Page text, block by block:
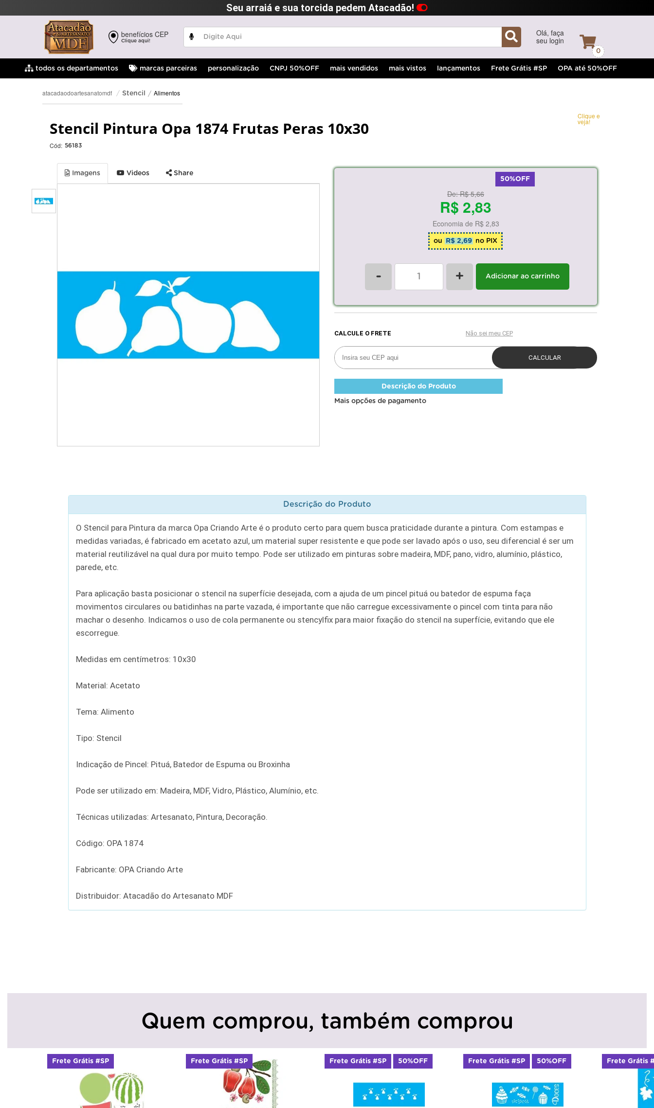
Seu arraiá e sua torcida pedem Atacadão!
benefícios CEP
Clique aqui!
Olá, faça
seu login
0
todos os departamentos marcas parceiras personalização CNPJ 50%OFF mais vendidos mais vistos lançamentos Frete Grátis #SP OPA até 50%OFF
atacadaodoartesanatomdf Stencil Alimentos
Stencil Pintura Opa 1874 Frutas Peras 10x30
Cód: 56183
Clique e
veja!
Imagens Videos
Share
50%OFF
De:R$ 5,66
R$ 2,83
Economia de R$ 2,83
ou R$ 2,69 no PIX
- + Adicionar ao carrinho
Descrição do Produto
Mais opções de pagamento
Descrição do Produto
O Stencil para Pintura da marca Opa Criando Arte é o produto certo para quem busca praticidade durante a pintura. Com estampas e
medidas variadas, é fabricado em acetato azul, um material super resistente e que pode ser lavado após o uso, seu diferencial é ser um
material reutilizável na qual dura por muito tempo. Pode ser utilizado em pinturas sobre madeira, MDF, pano, vidro, alumínio, plástico,
parede, etc.
Para aplicação basta posicionar o stencil na superfície desejada, com a ajuda de um pincel pituá ou batedor de espuma faça
movimentos circulares ou batidinhas na parte vazada, é importante que não carregue excessivamente o pincel com tinta para não
machar o desenho. Indicamos o uso de cola permanente ou stencylfix para maior fixação do stencil na superfície, evitando que ele
escorregue.
Medidas em centímetros: 10x30
Material: Acetato
Tema: Alimento
Tipo: Stencil
Indicação de Pincel: Pituá, Batedor de Espuma ou Broxinha
Pode ser utilizado em: Madeira, MDF, Vidro, Plástico, Alumínio, etc.
Técnicas utilizadas: Artesanato, Pintura, Decoração.
Código: OPA 1874
Fabricante: OPA Criando Arte
Distribuidor: Atacadão do Artesanato MDF
Quem comprou, também comprou
Frete Grátis #SP Frete Grátis #SP 50%OFF Frete Grátis #SP 50%OFF Frete Grátis #SP 50%OFF Frete Grátis